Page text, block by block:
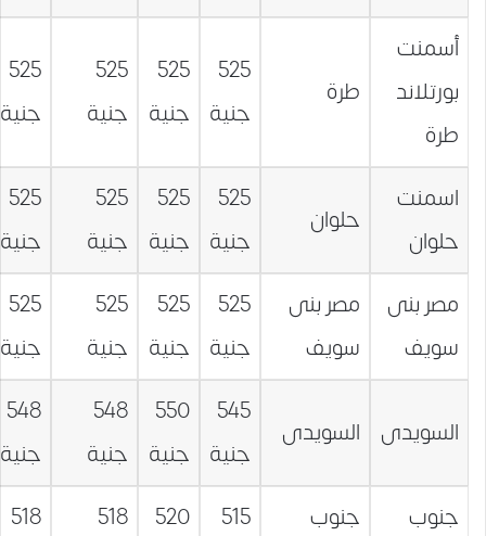
أسمنت
بورتلاند
طرة
طرة
525
جنية
525
جنية
525
جنية
525
جنية
اسمنت
حلوان
حلوان
525
جنية
525
جنية
525
جنية
525
جنية
مصر بنى
سويف
مصر بنى
سويف
525
جنية
525
جنية
525
جنية
525
جنية
السويدى السويدى
545
جنية
550
جنية
548
جنية
548
جنية
جنوب
جنوب
515
520
518
518